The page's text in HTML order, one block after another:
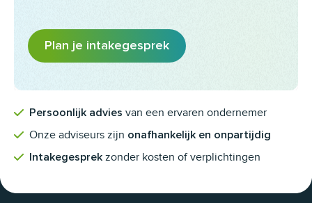
Plan je intakegesprek
Persoonlijk advies van een ervaren ondernemer
Onze adviseurs zijn onafhankelijk en onpartijdig
Intakegesprek zonder kosten of verplichtingen